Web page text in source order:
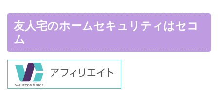
友人宅のホームセキュリティはセコ
ム